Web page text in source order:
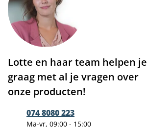
Lotte en haar team helpen je
graag met al je vragen over
onze producten!
074 8080 223
Ma-vr, 09:00 - 15:00